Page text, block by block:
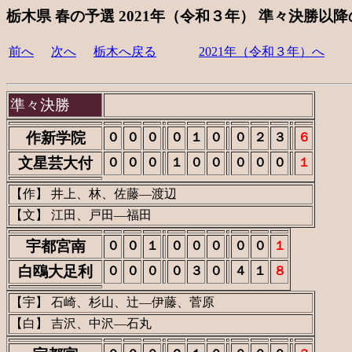
栃木県 春の予選 2021年（令和３年） 準々決勝以降
前へ 次へ 栃木へ戻る 2021年（令和３年）へ
準々決勝
作新学院
０ ０ ０ ０ １ ０ ０ ２ ３ ６
文星芸大付 ０ ０ ０ １ ０ ０ ０ ０ ０ １
【作】 井上、林、佐藤―渡辺
【文】 江田、戸田―福田
宇都宮南 ０ ０ １ ０ ０ ０ ０ ０ １
白鴎大足利 ０ ０ ０ ０ ３ ０ ４ １ ８
【宇】 石崎、杉山、辻―伊藤、菅原
【白】 吉沢、中沢―石丸